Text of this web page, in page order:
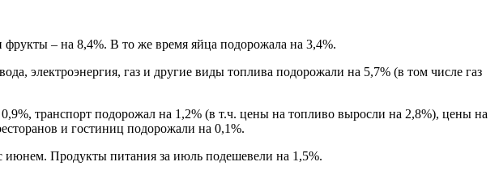
– на 8,4%. В то же время яйца подорожала на 3,4%.
электроэнергия, газ и другие виды топлива подорожали на 5,7% (в том числе газ
транспорт подорожал на 1,2% (в т.ч. цены на топливо выросли на 2,8%), цены на
и гостиниц подорожали на 0,1%.
июнем. Продукты питания за июль подешевели на 1,5%.